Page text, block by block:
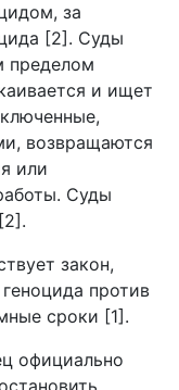
за
[2]. Суды
пределом
и ищет
возвращаются
или
Суды
закон,
против
сроки [1].
официально